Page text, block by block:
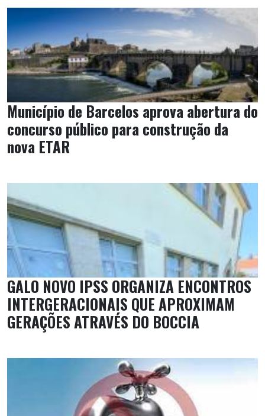
Município de Barcelos aprova abertura do
concurso público para construção da
nova ETAR
GALO NOVO IPSS ORGANIZA ENCONTROS
INTERGERACIONAIS QUE APROXIMAM
GERAÇÕES ATRAVÉS DO BOCCIA